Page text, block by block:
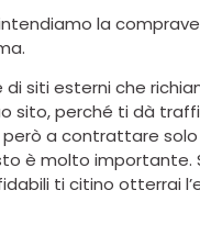
la
di siti esterni che
sito, perché ti dà
a contrattare
è molto importante.
ti citino otterrai